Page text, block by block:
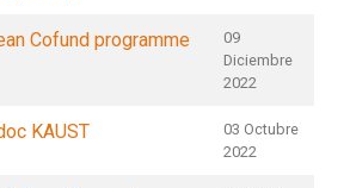
Cofund programme
09
Diciembre
2022
KAUST
03 Octubre
2022